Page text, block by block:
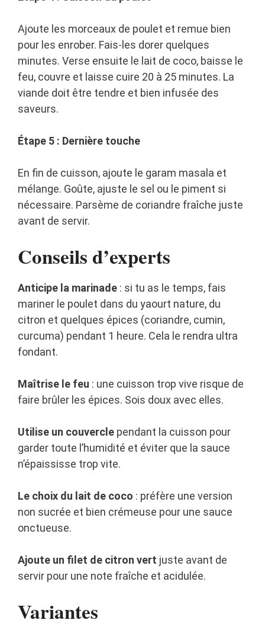
Ajoute les morceaux de poulet et remue bien
pour les enrober. Fais-les dorer quelques
minutes. Verse ensuite le lait de coco, baisse le
feu, couvre et laisse cuire 20 à 25 minutes. La
viande doit être tendre et bien infusée des
saveurs.
Étape 5 : Dernière touche
En fin de cuisson, ajoute le garam masala et
mélange. Goûte, ajuste le sel ou le piment si
nécessaire. Parsème de coriandre fraîche juste
avant de servir.
Conseils d’experts
Anticipe la marinade : si tu as le temps, fais
mariner le poulet dans du yaourt nature, du
citron et quelques épices (coriandre, cumin,
curcuma) pendant 1 heure. Cela le rendra ultra
fondant.
Maîtrise le feu : une cuisson trop vive risque de
faire brûler les épices. Sois doux avec elles.
Utilise un couvercle pendant la cuisson pour
garder toute l’humidité et éviter que la sauce
n’épaississe trop vite.
Le choix du lait de coco : préfère une version
non sucrée et bien crémeuse pour une sauce
onctueuse.
Ajoute un filet de citron vert juste avant de
servir pour une note fraîche et acidulée.
Variantes